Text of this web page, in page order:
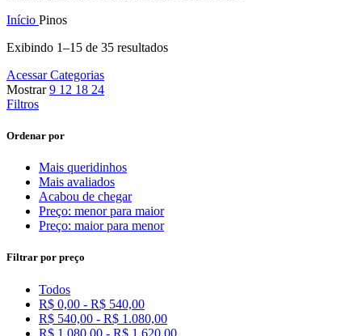
Início Pinos
Exibindo 1–15 de 35 resultados
Acessar Categorias
Mostrar9 12 18 24
Filtros
Ordenar por
Mais queridinhos
Mais avaliados
Acabou de chegar
Preço: menor para maior
Preço: maior para menor
Filtrar por preço
Todos
R$ 0,00 - R$ 540,00
R$ 540,00 - R$ 1.080,00
R$ 1.080,00 - R$ 1.620,00